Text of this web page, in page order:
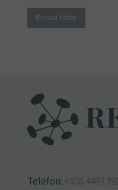
Rensa filter
Telefon: +358 4497